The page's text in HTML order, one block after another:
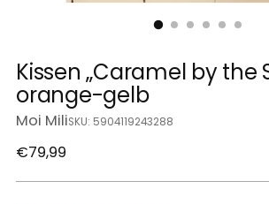
Kissen „Caramel by the
orange-gelb
Moi MiliSKU: 5904119243288
Regulärer
€79,99